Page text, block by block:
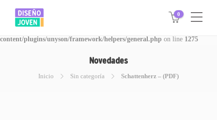
Warning: Invalid argument supplied for foreach() in
/www/disegnojoven.com.ar/htdocs/wp-
content/plugins/unyson/framework/helpers/general.php on line 1275
0
Novedades
Inicio Sin categoría Schattenherz – (PDF)